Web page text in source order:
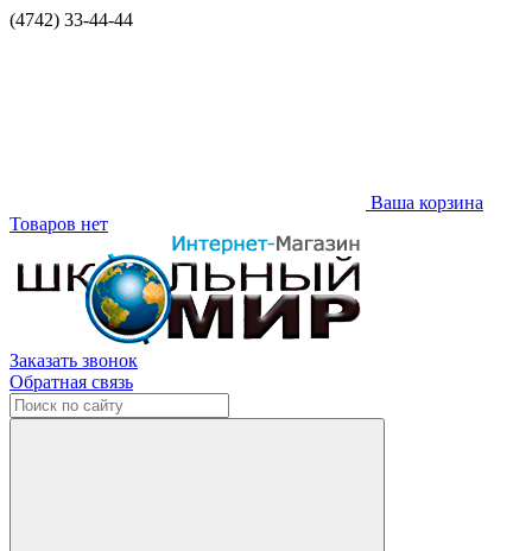
(4742) 33-44-44
Ваша корзина
Товаров нет
Заказать звонок
Обратная связь